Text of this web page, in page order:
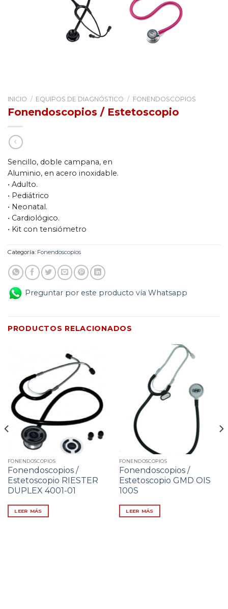
INICIO / EQUIPOS DE DIAGNÓSTICO / FONENDOSCOPIOS
Fonendoscopios / Estetoscopio
Sencillo, doble campana, en
Aluminio, en acero inoxidable.
• Adulto.
• Pediátrico
• Neonatal.
• Cardiológico.
• Kit con tensiómetro
Categoría: Fonendoscopios
Preguntar por este producto vía Whatsapp
PRODUCTOS RELACIONADOS
FONENDOSCOPIOS
Fonendoscopios /
Estetoscopio RIESTER
DUPLEX 4001-01
LEER MÁS
FONENDOSCOPIOS
Fonendoscopios /
Estetoscopio GMD OIS
100S
LEER MÁS